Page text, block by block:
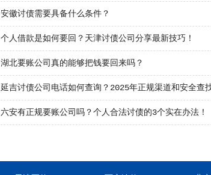
安徽讨债需要具备什么条件？
个人借款是如何要回？天津讨债公司分享最新技巧！
湖北要账公司真的能够把钱要回来吗？
延吉讨债公司电话如何查询？2025年正规渠道和安全查
六安有正规要账公司吗？个人合法讨债的3个实在办法！